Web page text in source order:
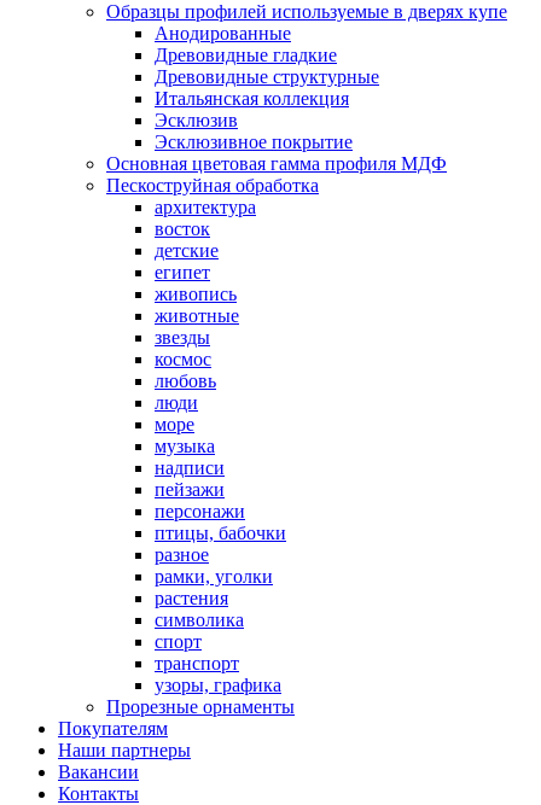
Образцы профилей используемые в дверях купе
Анодированные
Древовидные гладкие
Древовидные структурные
Итальянская коллекция
Эсклюзив
Эсклюзивное покрытие
Основная цветовая гамма профиля МДФ
Пескоструйная обработка
архитектура
восток
детские
египет
живопись
животные
звезды
космос
любовь
люди
море
музыка
надписи
пейзажи
персонажи
птицы, бабочки
разное
рамки, уголки
растения
символика
спорт
транспорт
узоры, графика
Прорезные орнаменты
Покупателям
Наши партнеры
Вакансии
Контакты